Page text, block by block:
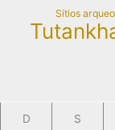
Sítios
D S